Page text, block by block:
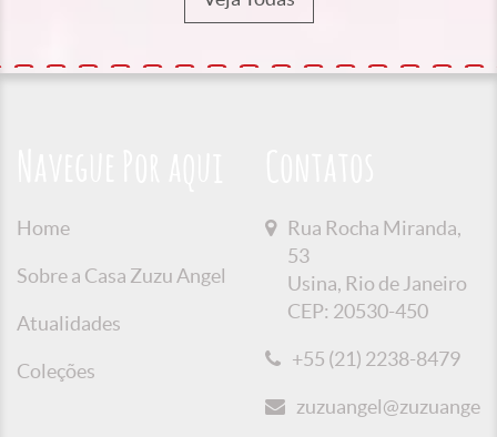
Home
Sobre a Casa Zuzu Angel
Atualidades
Coleções
Rua Rocha Miranda,
53
Usina, Rio de Janeiro
CEP: 20530-450
+55 (21) 2238-8479